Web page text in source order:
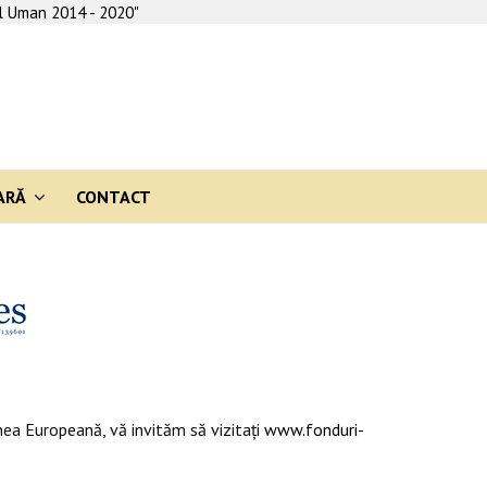
2014 - 2020"
CONTACT
Europeană, vă invităm să vizitaţi www.fonduri-